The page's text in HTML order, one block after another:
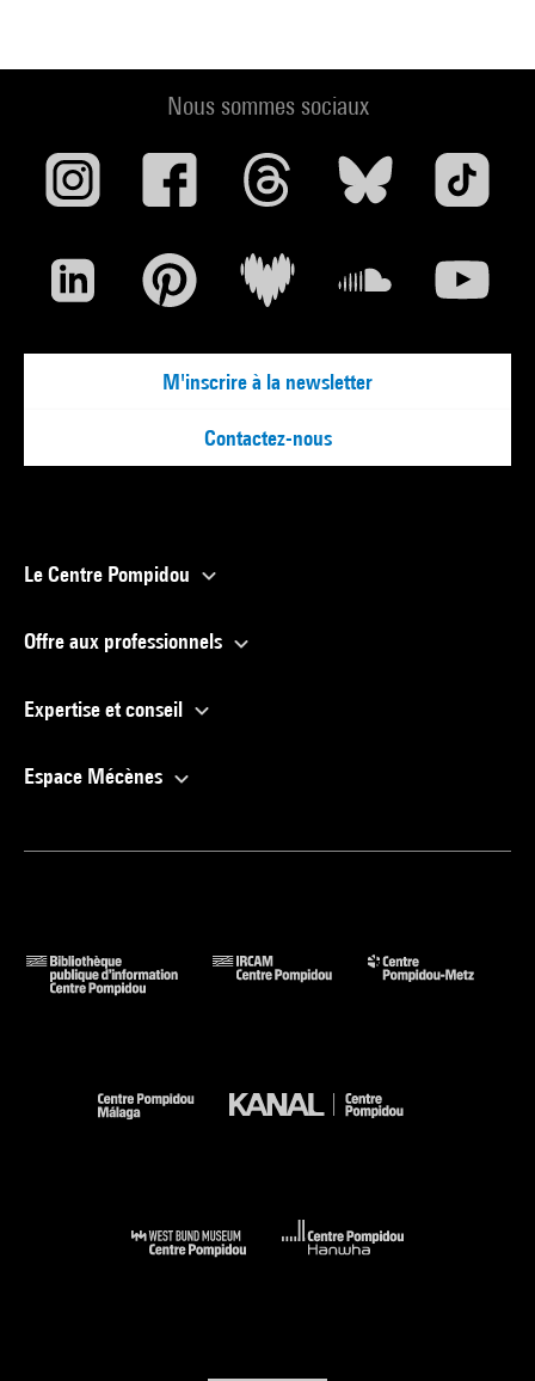
Nous sommes sociaux
M'inscrire à la newsletter
Contactez-nous
Le Centre Pompidou
Offre aux professionnels
Expertise et conseil
Espace Mécènes